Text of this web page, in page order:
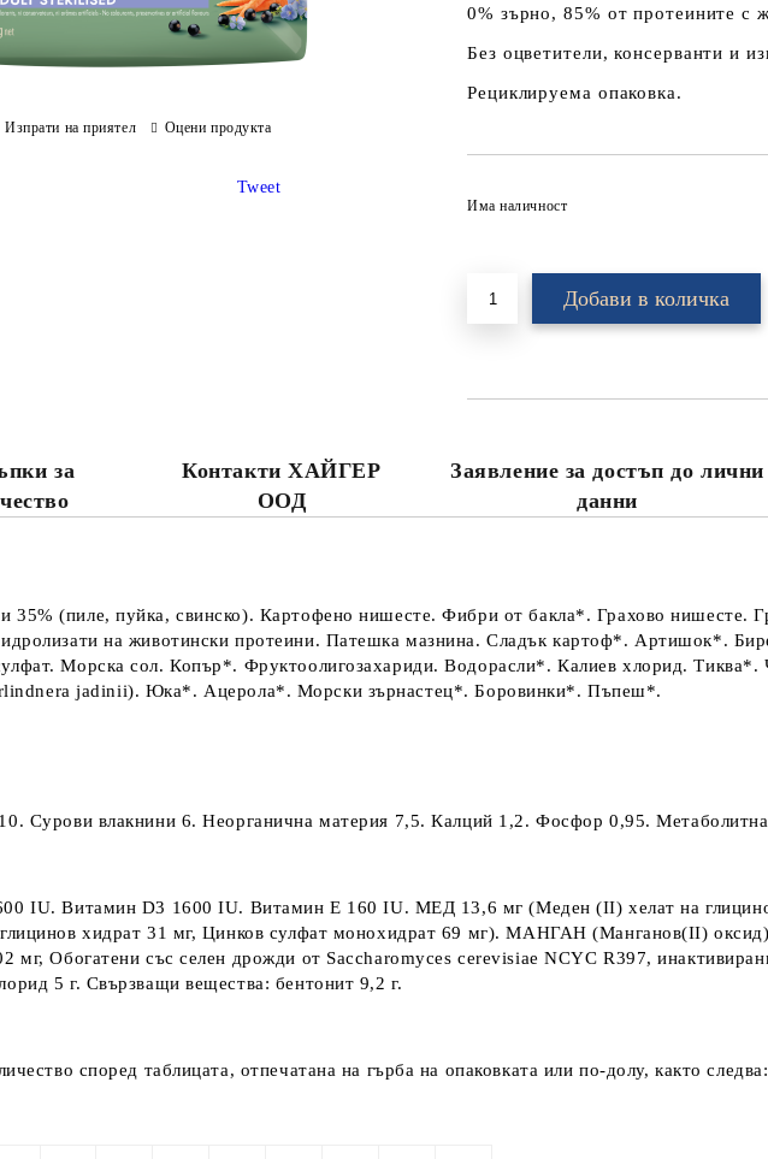
0% зърно, 85% от протеините с
Без оцветители, консерванти и
Рециклируема опаковка.
Има наличност
Изпрати на приятел Оцени продукта
Tweet
за
Контакти ХАЙГЕР
ООД
Заявление за достъп до лични
данни
35% (пиле, пуйка, свинско). Картофено нишесте. Фибри от бакла*. Грахово нишесте.
на животински протеини. Патешка мазнина. Cладък картоф*. Артишок*.
Морска сол. Копър*. Фруктоолигозахариди. Водорасли*. Калиев хлорид.
jadinii). Юка*. Ацерола*. Морски зърнастец*. Боровинки*. Пъпеш*.
Сурови влакнини 6. Неорганична материя 7,5. Калций 1,2. Фосфор 0,95.
IU. Витамин D3 1600 IU. Витамин E 160 IU. МЕД 13,6 мг (Меден (II) хелат на
хидрат 31 мг, Цинков сулфат монохидрат 69 мг). МАНГАН (Манганов(II)
Обогатени със селен дрожди от Saccharomyces cerevisiae NCYC R397,
5 г. Свързващи вещества: бентонит 9,2 г.
според таблицата, отпечатана на гърба на опаковката или по-долу, както следва: